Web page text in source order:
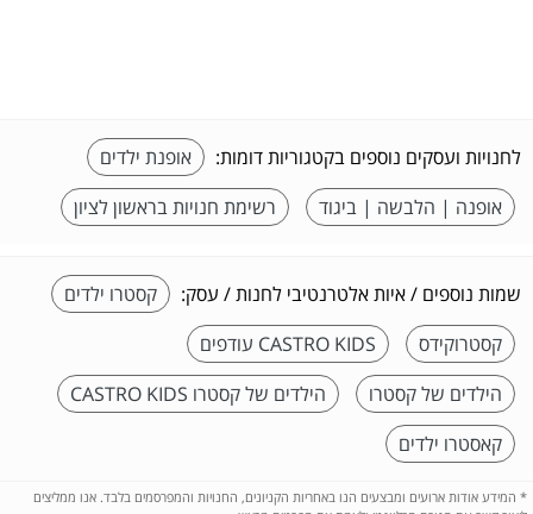
לחנויות ועסקים נוספים בקטגוריות דומות:
אופנת ילדים
אופנה | הלבשה | ביגוד
רשימת חנויות בראשון לציון
שמות נוספים / איות אלטרנטיבי לחנות / עסק:
קסטרו ילדים
קסטרוקידס
CASTRO KIDS עודפים
הילדים של קסטרו
הילדים של קסטרו CASTRO KIDS
קאסטרו ילדים
* המידע אודות ארועים ומבצעים הנו באחריות הקניונים, החנויות והמפרסמים בלבד. אנו ממליצים